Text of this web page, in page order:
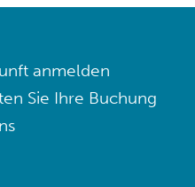
anmelden
Sie Ihre Buchung